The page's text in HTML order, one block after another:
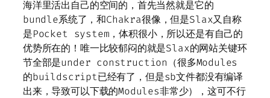
海洋里活出自己的空间的，首先当然就是它的
bundle系统了，和Chakra很像，但是Slax又自称
是Pocket system，体积很小，所以还是有自己的
优势所在的！唯一比较郁闷的就是Slax的网站关键环
节全部是under construction（很多Modules
的buildscript已经有了，但是sb文件都没有编译
出来，导致可以下载的Modules非常少），这可不行